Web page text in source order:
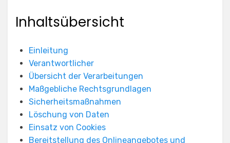
Inhaltsübersicht
Einleitung
Verantwortlicher
Übersicht der Verarbeitungen
Maßgebliche Rechtsgrundlagen
Sicherheitsmaßnahmen
Löschung von Daten
Einsatz von Cookies
Bereitstellung des Onlineangebotes und